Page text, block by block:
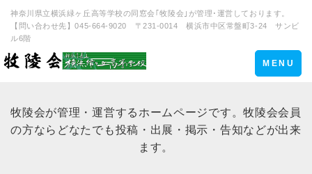
神奈川県立横浜緑ヶ丘高等学校の同窓会｢牧陵会｣が管理･運営しております。
【問い合わせ先】045-664-9020 〒231-0014 横浜市中区常盤町3-24 サンビ
ル6階
Toggle
navigation
MENU
牧陵会が管理・運営するホームページです。牧陵会会員
の方ならどなたでも投稿・出展・掲示・告知などが出来
ます。